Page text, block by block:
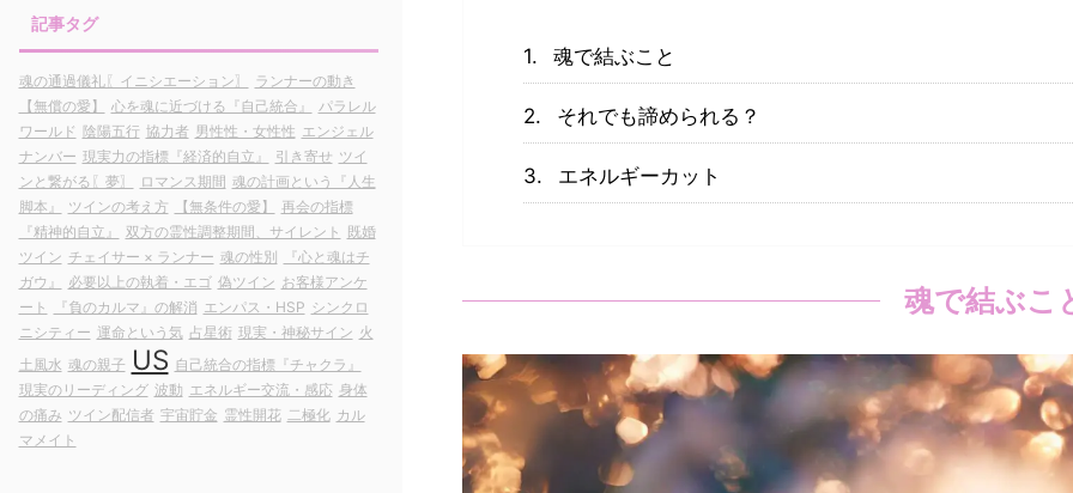
魂で結ぶこと
それでも諦められる？
エネルギーカット
魂で結ぶこ
記事タグ
魂の通過儀礼〖イニシエーション〗
ランナーの動き
【無償の愛】
心を魂に近づける『自己統合』
パラレル
ワールド 陰陽五行 協力者 男性性・女性性 エンジェル
ナンバー 現実力の指標『経済的自立』 引き寄せ ツイ
ンと繋がる〖夢〗
ロマンス期間 魂の計画という『人生
脚本』
ツインの考え方 【無条件の愛】
再会の指標
『精神的自立』
双方の霊性調整期間、サイレント 既婚
ツイン チェイサー × ランナー 魂の性別
『心と魂はチ
ガウ』
必要以上の執着・エゴ 偽ツイン お客様アンケ
ート
『負のカルマ』の解消 エンパス・HSP シンクロ
ニシティー 運命という気 占星術 現実・神秘サイン 火
土風水 魂の親子 US 自己統合の指標『チャクラ』
現実のリーディング 波動 エネルギー交流・感応 身体
の痛み ツイン配信者 宇宙貯金 霊性開花 二極化 カル
マメイト